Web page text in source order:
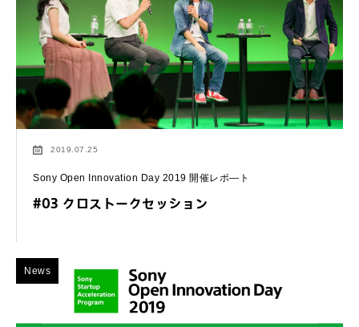
2019.07.25
Sony Open Innovation Day 2019 開催レポ―ト
#03 クロストークセッション
News